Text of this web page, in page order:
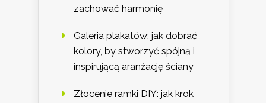
zachować harmonię
Galeria plakatów: jak dobrać
kolory, by stworzyć spójną i
inspirującą aranżację ściany
Złocenie ramki DIY: jak krok